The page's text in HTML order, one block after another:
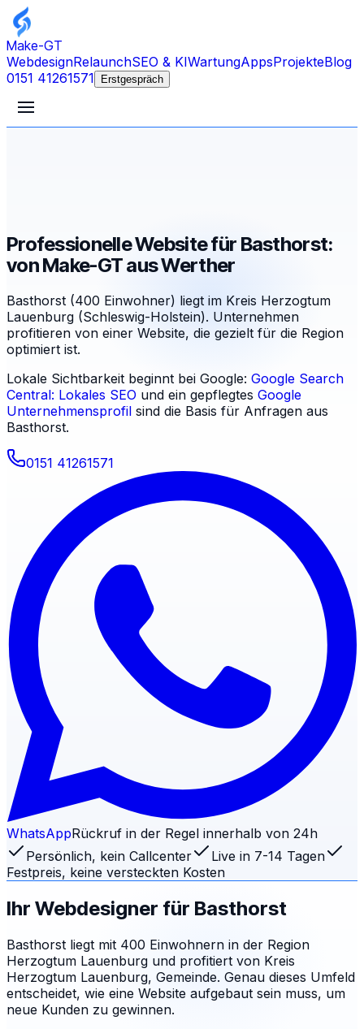
Make-GT
WebdesignRelaunchSEO & KIWartungAppsProjekteBlog
0151 41261571
Erstgespräch
Professionelle Website für Basthorst:
von Make-GT aus Werther
Basthorst (400 Einwohner) liegt im Kreis Herzogtum
Lauenburg (Schleswig-Holstein). Unternehmen
profitieren von einer Website, die gezielt für die Region
optimiert ist.
Lokale Sichtbarkeit beginnt bei Google: Google Search
Central: Lokales SEO und ein gepflegtes Google
Unternehmensprofil sind die Basis für Anfragen aus
Basthorst.
0151 41261571
WhatsAppRückruf in der Regel innerhalb von 24h
Persönlich, kein Callcenter
Live in 7-14 Tagen
Festpreis, keine versteckten Kosten
Ihr Webdesigner für Basthorst
Basthorst liegt mit 400 Einwohnern in der Region
Herzogtum Lauenburg und profitiert von Kreis
Herzogtum Lauenburg, Gemeinde. Genau dieses Umfeld
entscheidet, wie eine Website aufgebaut sein muss, um
neue Kunden zu gewinnen.